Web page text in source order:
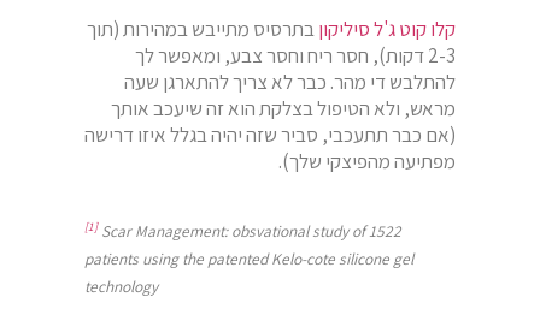
קלו קוט ג'ל סיליקוןבתרסיס מתייבש במהירות (תוך
2-3 דקות), חסר ריח וחסר צבע, ומאפשר לך
להתלבש די מהר. כבר לא צריך להתארגן שעה
מראש, ולא הטיפול בצלקת הוא זה שיעכב אותך
(אם כבר תתעכבי, סביר שזה יהיה בגלל איזו דרישה
מפתיעה מהפיצקי שלך).
[1]Scar Management: obsvational study of 1522
patients using the patented Kelo-cote silicone gel
technology